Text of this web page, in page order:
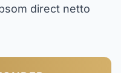
direct netto